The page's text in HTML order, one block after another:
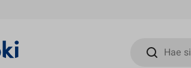
Hae sivustolta